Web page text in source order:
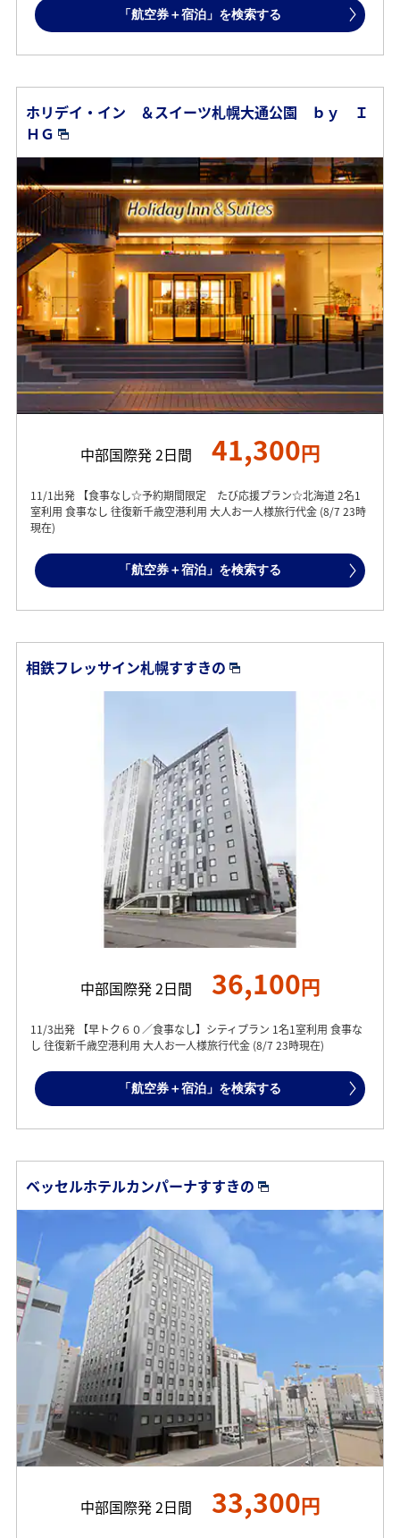
「航空券＋宿泊」を検索する
ホリデイ・イン ＆スイーツ札幌大通公園 ｂｙ Ｉ
ＨＧ
中部国際発 2日間 41,300円
11/1出発 【食事なし☆予約期間限定 たび応援プラン☆北海道 2名1
室利用 食事なし 往復新千歳空港利用 大人お一人様旅行代金 (8/7 23時
現在)
「航空券＋宿泊」を検索する
相鉄フレッサイン札幌すすきの
中部国際発 2日間 36,100円
11/3出発 【早トク６０／食事なし】シティプラン 1名1室利用 食事な
し 往復新千歳空港利用 大人お一人様旅行代金 (8/7 23時現在)
「航空券＋宿泊」を検索する
ベッセルホテルカンパーナすすきの
中部国際発 2日間 33,300円